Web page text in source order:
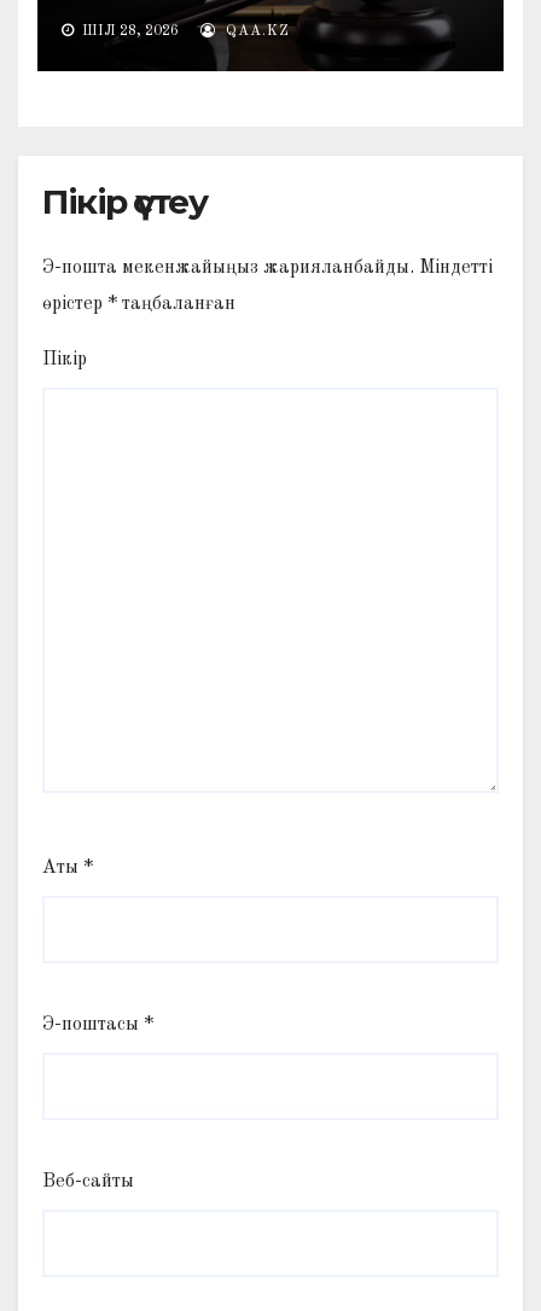
ШІЛ 28, 2026 QAA.KZ
Пікір үстеу
Э-пошта мекенжайыңыз жарияланбайды. Міндетті
өрістер * таңбаланған
Пікір
Аты *
Э-поштасы *
Веб-сайты